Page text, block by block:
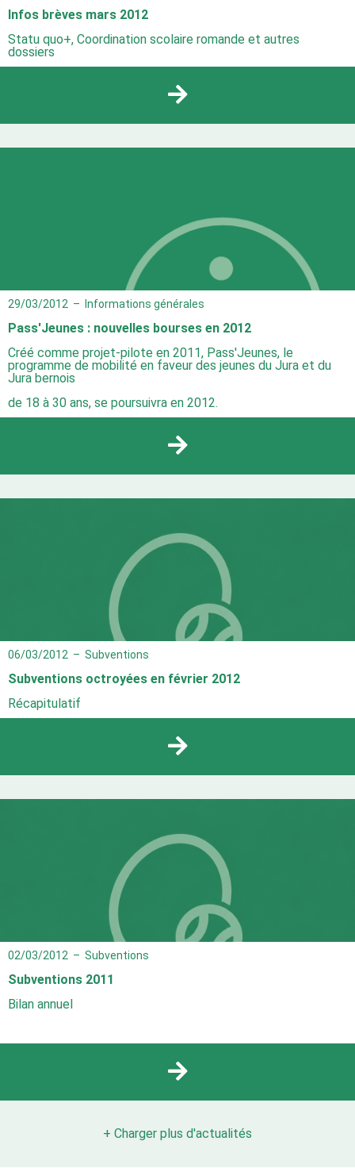
Infos brèves mars 2012
Statu quo+, Coordination scolaire romande et autres
dossiers
29/03/2012 – Informations générales
Pass'Jeunes : nouvelles bourses en 2012
Créé comme projet-pilote en 2011, Pass'Jeunes, le
programme de mobilité en faveur des jeunes du Jura et du
Jura bernois
de 18 à 30 ans, se poursuivra en 2012.
06/03/2012 – Subventions
Subventions octroyées en février 2012
Récapitulatif
02/03/2012 – Subventions
Subventions 2011
Bilan annuel
+ Charger plus d'actualités